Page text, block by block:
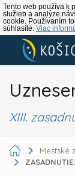
Tento web používa k
služieb a analýze
cookie. Používaním
súhlasíte. Viac
XIII.
Mestské
ZASADNUTIE: